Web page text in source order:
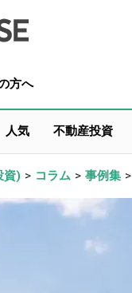
方へ
人気 不動産投資
資) > コラム > 事例集 >